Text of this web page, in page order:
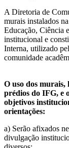
A Diretoria de
murais instalados
Educação, Ciência
institucional e
Interna, utilizado
comunidade
O uso dos murais,
prédios do IFG, e
objetivos
orientações:
a) Serão afixados
divulgação